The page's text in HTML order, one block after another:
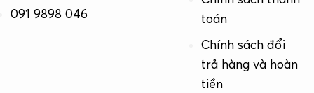
091 9898 046
toán
Chính sách đổi
trả hàng và hoàn
tiền